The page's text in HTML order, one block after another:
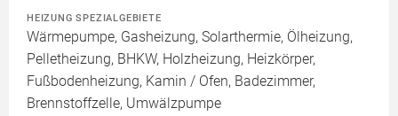
HEIZUNG SPEZIALGEBIETE
Wärmepumpe, Gasheizung, Solarthermie, Ölheizung,
Pelletheizung, BHKW, Holzheizung, Heizkörper,
Fußbodenheizung, Kamin / Ofen, Badezimmer,
Brennstoffzelle, Umwälzpumpe